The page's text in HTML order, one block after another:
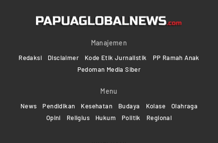
Manajemen
Redaksi Disclaimer Kode Etik Jurnalistik
PP Ramah Anak
Pedoman Media Siber
Menu
News Pendidikan Kesehatan Budaya Kolase
Olahraga
Opini
Religius Hukum Politik Regional